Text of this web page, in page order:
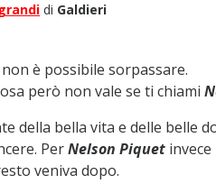
di Galdieri
è possibile sorpassare.
però non vale se ti chiami
della bella vita e delle belle
PerNelson Piquet
veniva dopo.